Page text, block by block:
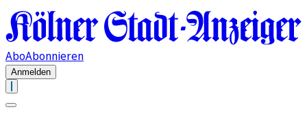
AboAbonnieren
Anmelden